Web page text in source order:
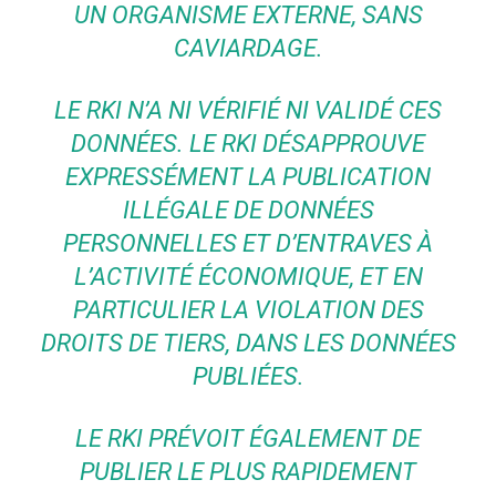
UN ORGANISME EXTERNE, SANS
CAVIARDAGE.
LE RKI N’A NI VÉRIFIÉ NI VALIDÉ CES
DONNÉES. LE RKI DÉSAPPROUVE
EXPRESSÉMENT LA PUBLICATION
ILLÉGALE DE DONNÉES
PERSONNELLES ET D’ENTRAVES À
L’ACTIVITÉ ÉCONOMIQUE, ET EN
PARTICULIER LA VIOLATION DES
DROITS DE TIERS, DANS LES DONNÉES
PUBLIÉES.
LE RKI PRÉVOIT ÉGALEMENT DE
PUBLIER LE PLUS RAPIDEMENT